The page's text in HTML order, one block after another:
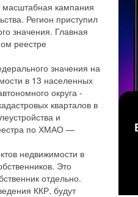
кампания
Регион приступил
значения. Главная
реестре
значения на
в 13 населенных
округа -
кварталов в
и
по ХМАО —
недвижимости в
Это
отдельно.
ККР, будут